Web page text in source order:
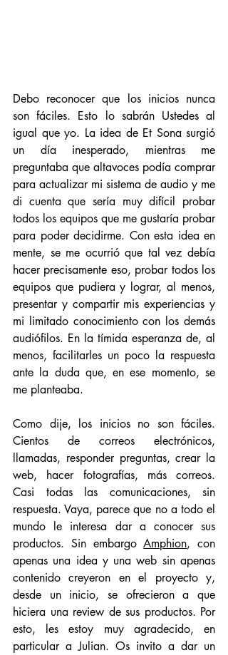
Debo reconocer que los inicios nunca
son fáciles. Esto lo sabrán Ustedes al
igual que yo. La idea de Et Sona surgió
un día inesperado, mientras me
preguntaba que altavoces podía comprar
para actualizar mi sistema de audio y me
di cuenta que sería muy difícil probar
todos los equipos que me gustaría probar
para poder decidirme. Con esta idea en
mente, se me ocurrió que tal vez debía
hacer precisamente eso, probar todos los
equipos que pudiera y lograr, al menos,
presentar y compartir mis experiencias y
mi limitado conocimiento con los demás
audiófilos. En la tímida esperanza de, al
menos, facilitarles un poco la respuesta
ante la duda que, en ese momento, se
me planteaba.
Como dije, los inicios no son fáciles.
Cientos de correos electrónicos,
llamadas, responder preguntas, crear la
web, hacer fotografías, más correos.
Casi todas las comunicaciones, sin
respuesta. Vaya, parece que no a todo el
mundo le interesa dar a conocer sus
productos. Sin embargo Amphion, con
apenas una idea y una web sin apenas
contenido creyeron en el proyecto y,
desde un inicio, se ofrecieron a que
hiciera una review de sus productos. Por
esto, les estoy muy agradecido, en
particular a Julian. Os invito a dar un